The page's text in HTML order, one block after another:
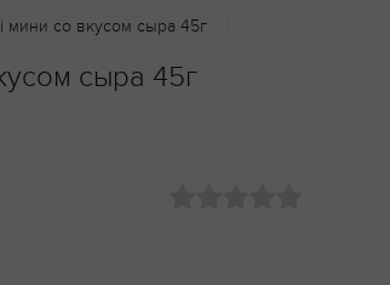
мини со вкусом сыра 45г
сыра 45г